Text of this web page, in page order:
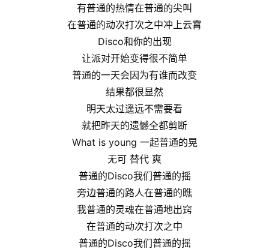
有普通的热情在普通的尖叫
在普通的动次打次之中冲上云霄
Disco和你的出现
让派对开始变得很不简单
普通的一天会因为有谁而改变
结果都很显然
明天太过遥远不需要看
就把昨天的遗憾全都剪断
What is young 一起普通的晃
无可 替代 爽
普通的Disco我们普通的摇
旁边普通的路人在普通的瞧
我普通的灵魂在普通地出窍
在普通的动次打次之中
普通的Disco我们普通的摇